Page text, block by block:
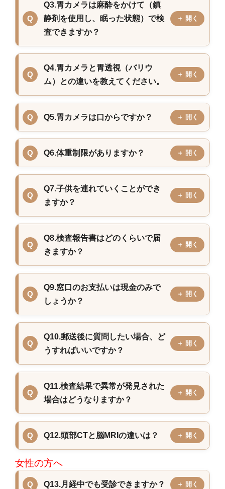
Q3.胃カメラは麻酔をかけて（鎮
静剤を使用し、眠った状態）で検
査できますか？
Q4.胃カメラと胃透視（バリウ
ム）との違いを教えてください。
Q5.胃カメラは口からですか？
Q6.体重制限がありますか？
Q7.子供を連れていくことができ
ますか？
Q8.検査報告書はどのくらいで届
きますか？
Q9.窓口のお支払いは現金のみで
しょうか？
Q10.郵送後に質問したい場合、ど
うすればいいですか？
Q11.検査結果で異常が発見された
場合はどうなりますか？
Q12.頭部CTと脳MRIの違いは？
女性の方へ
Q13.月経中でも受診できますか？